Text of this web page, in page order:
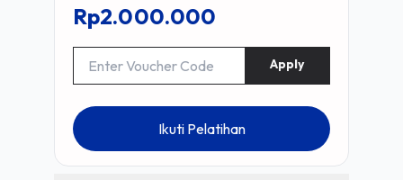
Rp2.000.000
Apply
Ikuti Pelatihan